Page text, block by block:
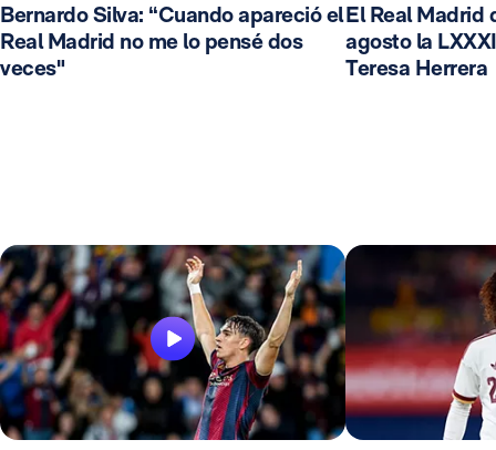
Bernardo Silva: “Cuando apareció el
Real Madrid no me lo pensé dos
veces"
El Real Madrid
agosto la
Teresa Herrera